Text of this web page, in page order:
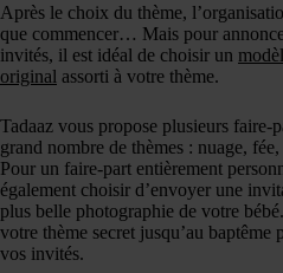
Après le choix du thème,
que commencer… Mais pour
invités, il est idéal de choisir un
original assorti à votre thème.
Tadaaz vous propose plusieurs faire-
grand nombre de thèmes : nuage,
Pour un faire-part entièrement
également choisir d’envoyer une
plus belle photographie de votre
votre thème secret jusqu’au baptême
vos invités.